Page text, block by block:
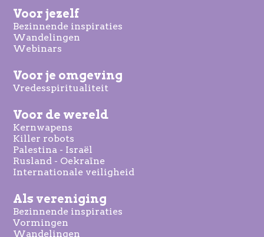
Voor jezelf
Bezinnende inspiraties
Wandelingen
Webinars
Voor je omgeving
Vredesspiritualiteit
Voor de wereld
Kernwapens
Killer robots
Palestina - Israël
Rusland - Oekraïne
Internationale veiligheid
Als vereniging
Bezinnende inspiraties
Vormingen
Wandelingen